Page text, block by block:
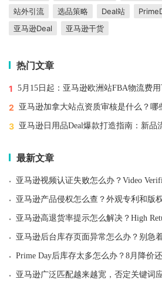
站外引流
选品策略 Deal站
亚马逊Deal
亚马逊干货
热门文章
1 5月15日起：亚马逊欧洲站FBA物流费
2 亚马逊加拿大站点资质审核是什么？哪
3 亚马逊日用品Deal爆款打造指南：新品
最新文章
· 亚马逊视频认证失败怎么办？Video
· 亚马逊产品侵权怎么查？外观专利和版
· 亚马逊高退货率提示怎么解决？High
· 亚马逊后台库存页面异常怎么办？别急
· Prime Day后库存太多怎么办？8月降价
· 亚马逊广泛匹配越来越宽，否定关键词